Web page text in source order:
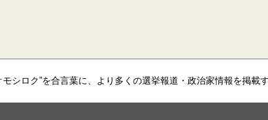
シロク”を合言葉に、より多くの選挙報道・政治家情報を掲載